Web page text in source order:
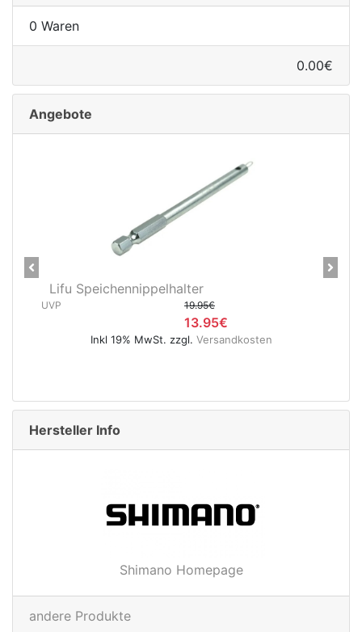
0 Waren
0.00€
Angebote
CNC Kerzensattelstütze 26,0 x
400 mm verchromt
5.95€
4.95€
Previous Next
Hersteller Info
Shimano Homepage
andere Produkte